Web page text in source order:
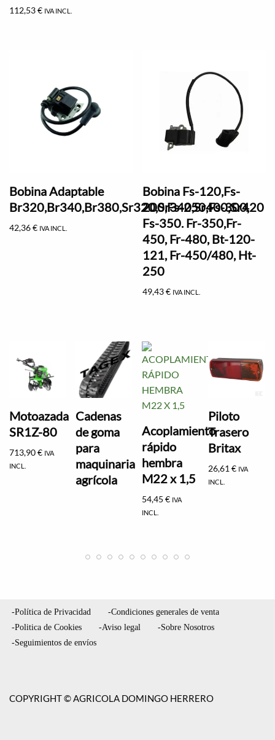
112,53€ IVA INCL.
Bobina Adaptable
Br320,Br340,Br380,Sr320,Sr340,Sr400,Sr420
42,36€ IVA INCL.
Bobina Fs-120,Fs-
200,Fs-250,Fs-300,
Fs-350. Fr-350,Fr-
450, Fr-480, Bt-120-
121, Fr-450/480, Ht-
250
49,43€ IVA INCL.
Motoazada
SR1Z-80
713,90€ IVA
INCL.
Cadenas
de goma
para
maquinaria
agrícola
Acoplamiento
rápido
hembra
M22 x 1,5
54,45€ IVA
INCL.
Piloto
Trasero
Britax
26,61€ IVA
INCL.
-Política de Privacidad
-Condiciones generales de venta
-Politica de Cookies
-Aviso legal
-Sobre Nosotros
-Seguimientos de envíos
COPYRIGHT © AGRICOLA DOMINGO HERRERO